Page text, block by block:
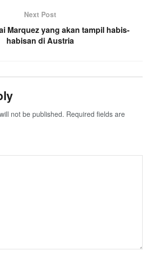
Next Post
Marquez yang akan tampil habis-
habisan di Austria
not be published. Required fields are